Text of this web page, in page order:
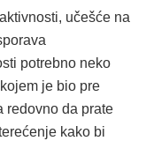
učešće na
potrebno neko
je bio pre
redovno da prate
kako bi